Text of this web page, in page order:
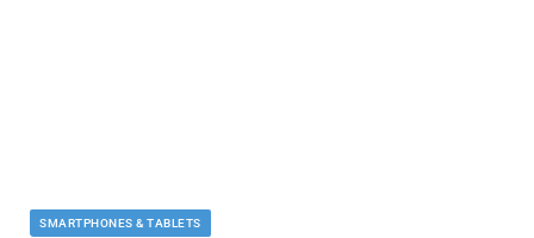
SMARTPHONES & TABLETS